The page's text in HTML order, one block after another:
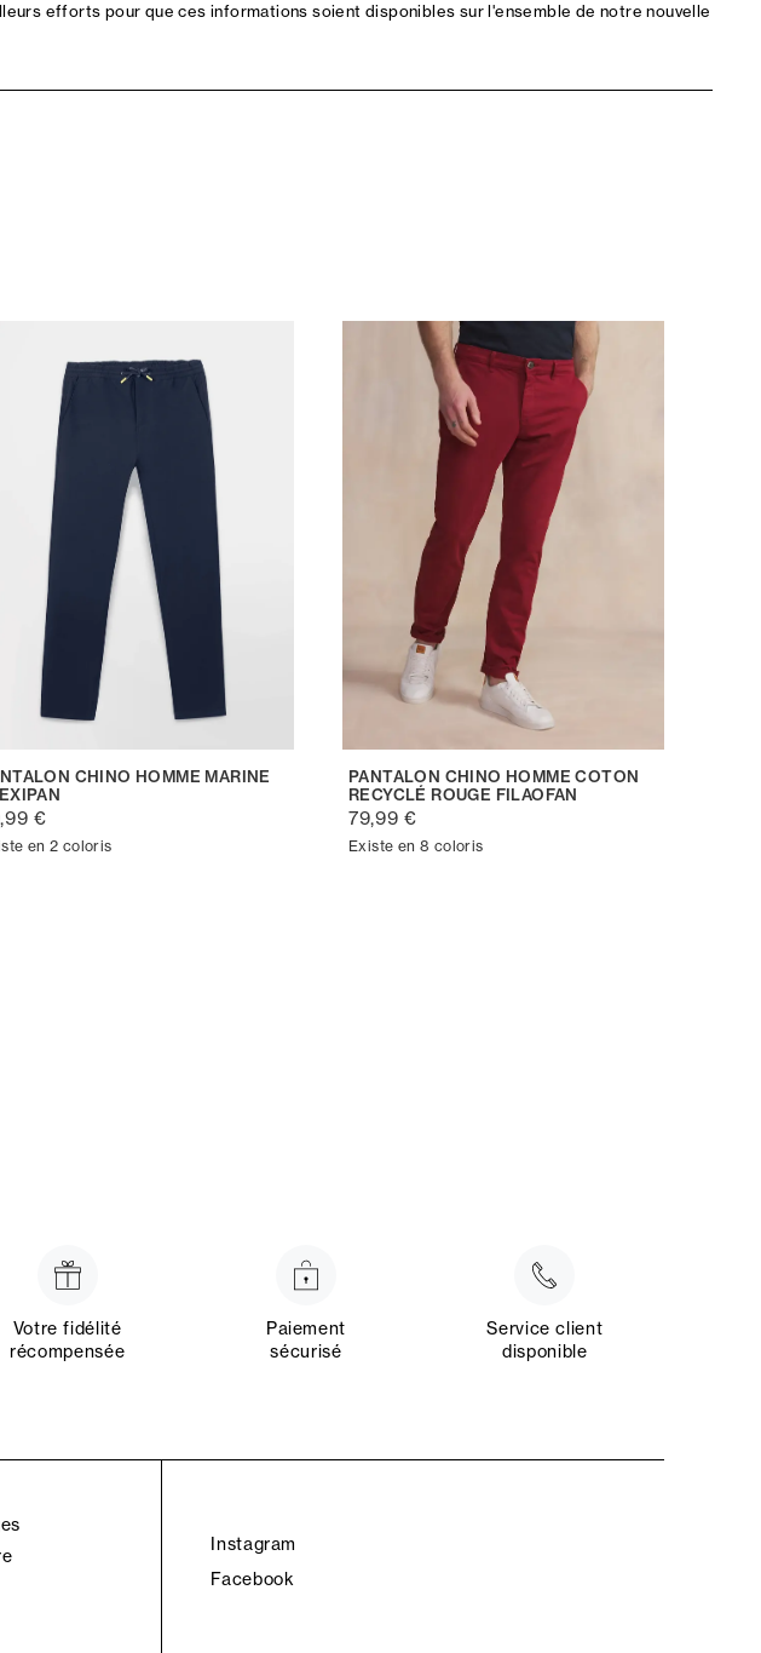
efforts pour que ces informations soient disponibles sur l'ensemble de notre nouvelle
CHINO HOMME MARINE
€
en 2 coloris
PANTALON CHINO HOMME COTON
RECYCLÉ ROUGE FILAOFAN
79,99 €
Existe en 8 coloris
Votre fidélité
récompensée
Paiement
sécurisé
Service client
disponible
Instagram
Facebook